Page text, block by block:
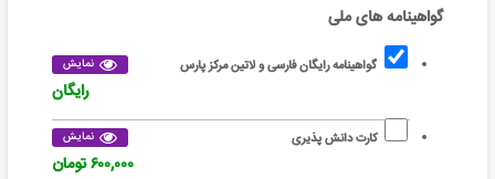
گواهینامه های ملی
گواهینامه رایگان فارسی و لاتین مرکز پارس نمایش
رایگان
کارت دانش پذیری نمایش
۶۰۰,۰۰۰ تومان